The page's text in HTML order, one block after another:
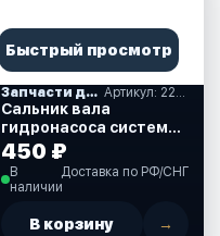
Быстрый просмотр
Запчасти для гидравличнских систем рулевого управления Артикул: 225320
Сальник вала
гидронасоса системы
гидравлического
рулевого управления
SeaStar (225320)
450 ₽
В
наличии
Доставка по РФ/СНГ
В корзину →